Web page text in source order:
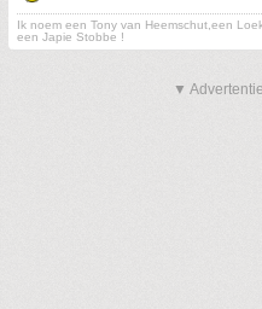
Ik noem een Tony van Heemschut,een
een Japie Stobbe !
▼